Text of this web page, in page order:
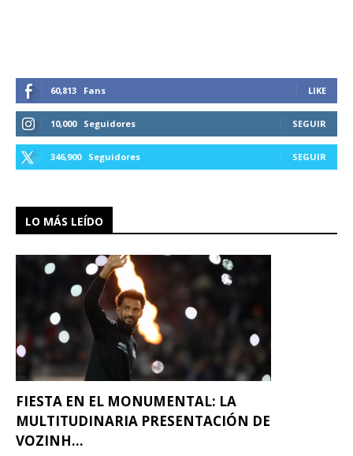
60,813 Fans LIKE
10,000 Seguidores SEGUIR
346,900 Seguidores SEGUIR
LO MÁS LEÍDO
FIESTA EN EL MONUMENTAL: LA
MULTITUDINARIA PRESENTACIÓN DE
VOZINH...